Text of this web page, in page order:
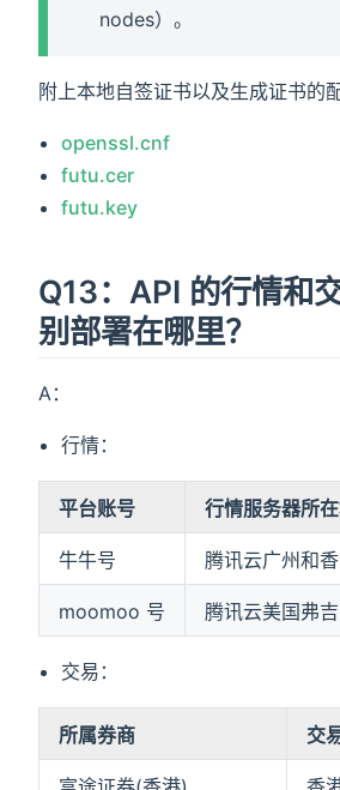
nodes）。
附上本地自签证书以及生成证书的
openssl.cnf
futu.cer
futu.key
Q13：API 的行情和
别部署在哪里？
A：
行情：
平台账号 行情服务器所
牛牛号 腾讯云广州和
moomoo 号 腾讯云美国弗
交易：
所属券商 交